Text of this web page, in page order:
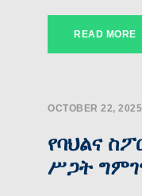
READ MORE
OCTOBER 22, 2025
የባህልና
ሥጋት